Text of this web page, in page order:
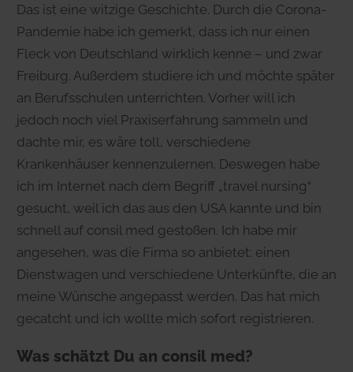
Das ist eine witzige Geschichte. Durch die Corona-
Pandemie habe ich gemerkt, dass ich nur einen
Fleck von Deutschland wirklich kenne – und zwar
Freiburg. Außerdem studiere ich und möchte später
an Berufsschulen unterrichten. Vorher will ich
jedoch noch viel Praxiserfahrung sammeln und
dachte mir, es wäre toll, verschiedene
Krankenhäuser kennenzulernen. Deswegen habe
ich im Internet nach dem Begriff „travel nursing“
gesucht, weil ich das aus den USA kannte und bin
schnell auf consil med gestoßen. Ich habe mir
angesehen, was die Firma so anbietet: einen
Dienstwagen und verschiedene Unterkünfte, die an
meine Wünsche angepasst werden. Das hat mich
gecatcht und ich wollte mich sofort registrieren.
Was schätzt Du an consil med?